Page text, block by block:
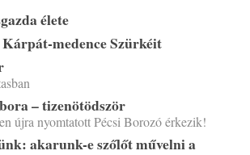
élete
medence Szürkéit
– tizenötödször
újra nyomtatott Pécsi Borozó érkezik!
akarunk-e szőlőt művelni a